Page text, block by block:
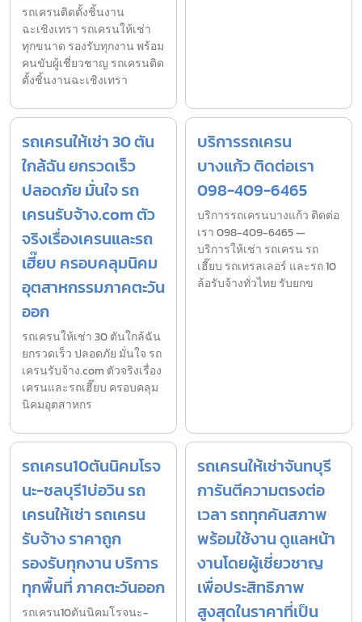
รถเครนติดตั้งชิ้นงาน
ฉะเชิงเทรา รถเครนให้เช่า
ทุกขนาด รองรับทุกงาน พร้อม
คนขับผู้เชี่ยวชาญ รถเครนติด
ตั้งชิ้นงานฉะเชิงเทรา
รถเครนให้เช่า 30 ตัน
ใกล้ฉัน ยกรวดเร็ว
ปลอดภัย มั่นใจ รถ
เครนรับจ้าง.com ตัว
จริงเรื่องเครนและรถ
เฮี๊ยบ ครอบคลุมนิคม
อุตสาหกรรมภาคตะวัน
ออก
รถเครนให้เช่า 30 ตันใกล้ฉัน
ยกรวดเร็ว ปลอดภัย มั่นใจ รถ
เครนรับจ้าง.com ตัวจริงเรื่อง
เครนและรถเฮี๊ยบ ครอบคลุม
นิคมอุตสาหกร
บริการรถเครน
บางแก้ว ติดต่อเรา
098-409-6465
บริการรถเครนบางแก้ว ติดต่อ
เรา 098-409-6465 —
บริการให้เช่า รถเครน รถ
เฮี๊ยบ รถเทรลเลอร์ และรถ 10
ล้อรับจ้างทั่วไทย รับยกข
รถเครน10ตันนิคมโรจ
นะ-ชลบุรี1บ่อวิน รถ
เครนให้เช่า รถเครน
รับจ้าง ราคาถูก
รองรับทุกงาน บริการ
ทุกพื้นที่ ภาคตะวันออก
รถเครน10ตันนิคมโรจนะ-
รถเครนให้เช่าจันทบุรี
การันตีความตรงต่อ
เวลา รถทุกคันสภาพ
พร้อมใช้งาน ดูแลหน้า
งานโดยผู้เชี่ยวชาญ
เพื่อประสิทธิภาพ
สูงสุดในราคาที่เป็น